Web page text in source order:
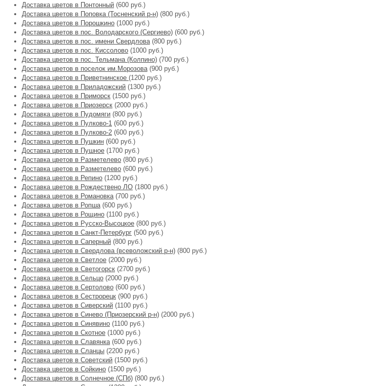
Доставка цветов в Понтонный (600 руб.)
Доставка цветов в Поповка (Тосненский р-н) (800 руб.)
Доставка цветов в Порошкино (1000 руб.)
Доставка цветов в пос. Володарского (Сергиево) (600 руб.)
Доставка цветов в пос. имени Свердлова(800 руб.)
Доставка цветов в пос. Киссолово (1000 руб.)
Доставка цветов в пос. Тельмана (Колпино) (700 руб.)
Доставка цветов в поселок им.Морозова(900 руб.)
Доставка цветов в Приветнинское (1200 руб.)
Доставка цветов в Приладожский (1300 руб.)
Доставка цветов в Приморск (1500 руб.)
Доставка цветов в Приозерск (2000 руб.)
Доставка цветов в Пудомяги (800 руб.)
Доставка цветов в Пулково-1 (600 руб.)
Доставка цветов в Пулково-2 (600 руб.)
Доставка цветов в Пушкин (600 руб.)
Доставка цветов в Пушное (1700 руб.)
Доставка цветов в Разметелево (800 руб.)
Доставка цветов в Разметелево (600 руб.)
Доставка цветов в Репино (1200 руб.)
Доставка цветов в Рождествено ЛО (1800 руб.)
Доставка цветов в Романовка(700 руб.)
Доставка цветов в Ропша(600 руб.)
Доставка цветов в Рощино (1100 руб.)
Доставка цветов в Русско-Высоцкое (800 руб.)
Доставка цветов в Санкт-Петербург (500 руб.)
Доставка цветов в Саперный (800 руб.)
Доставка цветов в Свердлова (всеволожский р-н) (800 руб.)
Доставка цветов в Светлое (2000 руб.)
Доставка цветов в Светогорск (2700 руб.)
Доставка цветов в Сельцо (2000 руб.)
Доставка цветов в Сертолово (600 руб.)
Доставка цветов в Сестрорецк (900 руб.)
Доставка цветов в Сиверский (1100 руб.)
Доставка цветов в Синево (Приозерский р-н) (2000 руб.)
Доставка цветов в Синявино (1100 руб.)
Доставка цветов в Скотное (1000 руб.)
Доставка цветов в Славянка(600 руб.)
Доставка цветов в Сланцы (2200 руб.)
Доставка цветов в Советский (1500 руб.)
Доставка цветов в Сойкино (1500 руб.)
Доставка цветов в Солнечное (СПб) (800 руб.)